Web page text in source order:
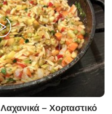
– Χορταστικό